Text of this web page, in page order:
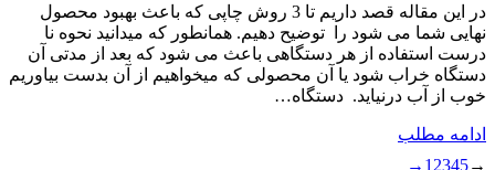
در این مقاله قصد داریم تا 3 روش چاپی که باعث بهبود محصول
نهایی شما می شود را توضیح دهیم. همانطور که میدانید نحوه نا
درست استفاده از هر دستگاهی باعث می شود که بعد از مدتی آن
دستگاه خراب شود یا آن محصولی که میخواهیم از آن بدست بیاوریم
خوب از آب درنیاید. دستگاه…
ادامه مطلب
→
1 2345
→